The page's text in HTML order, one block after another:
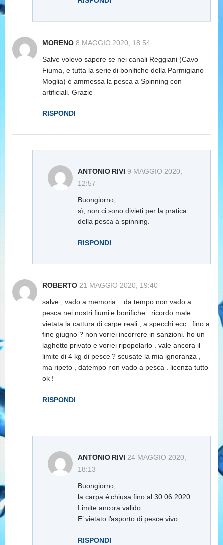
MORENO 8 MAGGIO 2020, 18:54
Salve volevo sapere se nei canali Reggiani (Cavo
Fiuma, e tutta la serie di bonifiche della Parmigiano
Moglia) è ammessa la pesca a Spinning con
artificiali. Grazie
RISPONDI
ANTONIO RIVI 9 MAGGIO 2020,
12:57
Buongiorno,
sì, non ci sono divieti per la pratica
della pesca a spinning.
RISPONDI
ROBERTO 21 MAGGIO 2020, 19:40
salve , vado a memoria .. da tempo non vado a
pesca nei nostri fiumi e bonifiche . ricordo male
vietata la cattura di carpe reali , a specchi ecc.. fino a
fine giugno ? non vorrei incorrere in sanzioni. ho un
laghetto privato e vorrei ripopolarlo . vale ancora il
limite di 4 kg di pesce ? scusate la mia ignoranza ,
ma ripeto , datempo non vado a pesca . licenza tutto
ok !
RISPONDI
ANTONIO RIVI 24 MAGGIO 2020,
18:13
Buongiorno,
la carpa é chiusa fino al 30.06.2020.
Limite ancora valido.
E’ vietato l’asporto di pesce vivo.
RISPONDI